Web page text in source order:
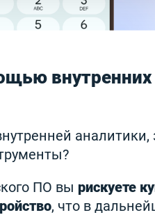
аналитики,
ПО вы рискуете
, что в